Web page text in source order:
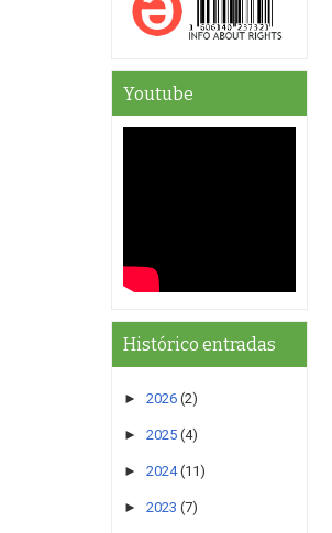
Youtube
Histórico entradas
► 2026 (2)
► 2025 (4)
► 2024 (11)
► 2023 (7)